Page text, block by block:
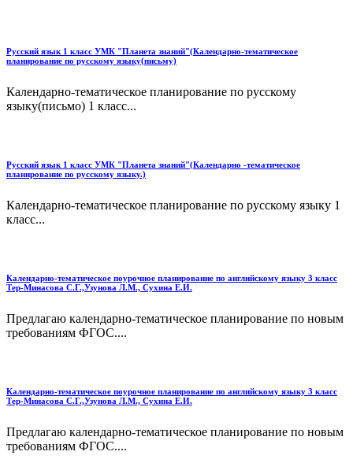
Русский язык 1 класс УМК "Планета знаний"(Календарно-тематическое
планирование по русскому языку(письму)
Календарно-тематическое планирование по русскому
языку(письмо) 1 класс...
Русский язык 1 класс УМК "Планета знаний"(Календарно -тематическое
планирование по русскому языку.)
Календарно-тематическое планирование по русскому языку 1
класс...
Календарно-тематическое поурочное планирование по английскому языку 3 класс
Тер-Минасова С.Г.,Узунова Л.М., Сухина Е.И.
Предлагаю календарно-тематическое планирование по новым
требованиям ФГОС....
Календарно-тематическое поурочное планирование по английскому языку 3 класс
Тер-Минасова С.Г.,Узунова Л.М., Сухина Е.И.
Предлагаю календарно-тематическое планирование по новым
требованиям ФГОС....